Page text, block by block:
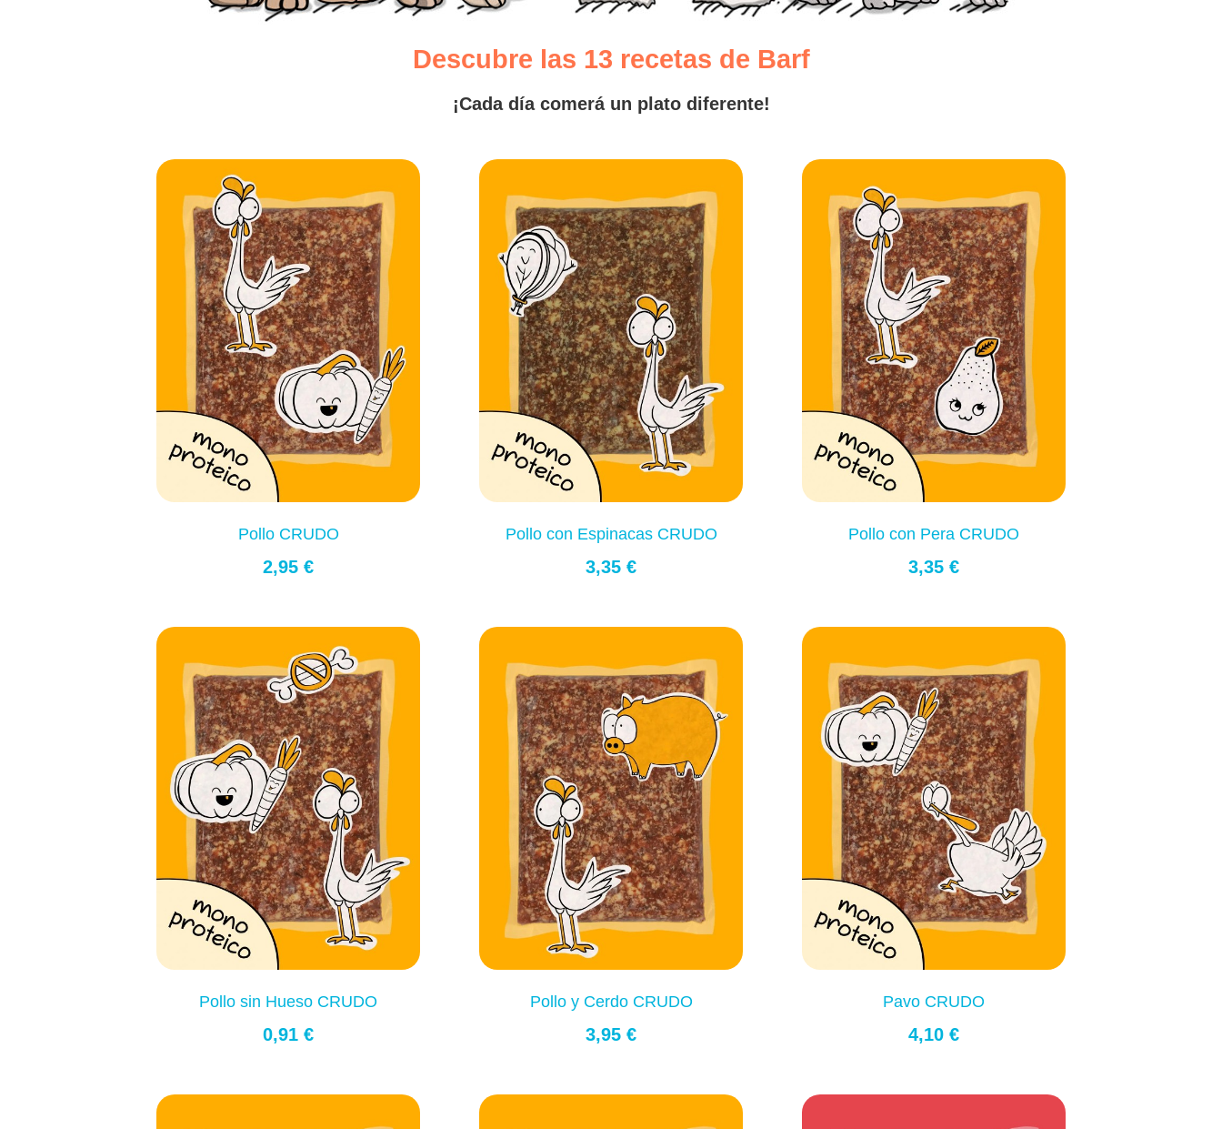
Descubre las 13 recetas de Barf
¡Cada día comerá un plato diferente!
Pollo CRUDO
2,95 €
Pollo con Espinacas CRUDO
3,35 €
Pollo con Pera CRUDO
3,35 €
Pollo sin Hueso CRUDO
0,91 €
Pollo y Cerdo CRUDO
3,95 €
Pavo CRUDO
4,10 €